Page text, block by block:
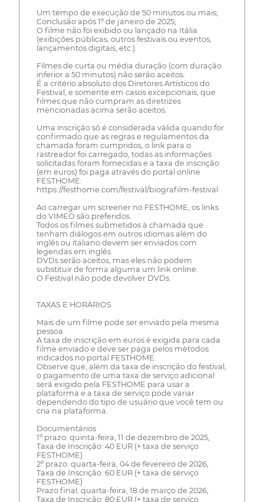
Um tempo de execução de 50 minutos ou mais;
Conclusão após 1º de janeiro de 2025;
O filme não foi exibido ou lançado na Itália
(exibições públicas, outros festivais ou eventos,
lançamentos digitais, etc.).
Filmes de curta ou média duração (com duração
inferior a 50 minutos) não serão aceitos.
É a critério absoluto dos Diretores Artísticos do
Festival, e somente em casos excepcionais, que
filmes que não cumpram as diretrizes
mencionadas acima serão aceitos.
Uma inscrição só é considerada válida quando for
confirmado que as regras e regulamentos da
chamada foram cumpridos, o link para o
rastreador foi carregado, todas as informações
solicitadas foram fornecidas e a taxa de inscrição
(em euros) foi paga através do portal online
FESTHOME:
https://festhome.com/festival/biografilm-festival
Ao carregar um screener no FESTHOME, os links
do VIMEO são preferidos.
Todos os filmes submetidos à chamada que
tenham diálogos em outros idiomas além do
inglês ou italiano devem ser enviados com
legendas em inglês.
DVDs serão aceitos, mas eles não podem
substituir de forma alguma um link online.
O Festival não pode devolver DVDs.
TAXAS E HORÁRIOS
Mais de um filme pode ser enviado pela mesma
pessoa.
A taxa de inscrição em euros é exigida para cada
filme enviado e deve ser paga pelos métodos
indicados no portal FESTHOME.
Observe que, além da taxa de inscrição do festival,
o pagamento de uma taxa de serviço adicional
será exigido pela FESTHOME para usar a
plataforma e a taxa de serviço pode variar
dependendo do tipo de usuário que você tem ou
cria na plataforma.
Documentários
1º prazo: quinta-feira, 11 de dezembro de 2025,
Taxa de Inscrição: 40 EUR (+ taxa de serviço
FESTHOME)
2º prazo: quarta-feira, 04 de fevereiro de 2026,
Taxa de Inscrição: 60 EUR (+ taxa de serviço
FESTHOME)
Prazo final: quarta-feira, 18 de março de 2026,
Taxa de Inscrição: 80 EUR (+ taxa de serviço